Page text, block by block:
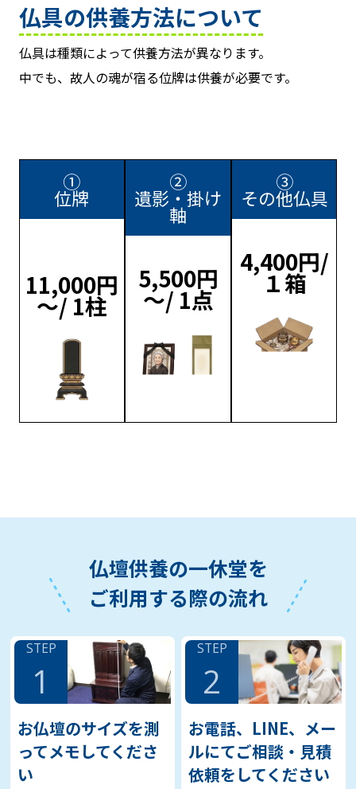
仏具の供養方法について
仏具は種類によって供養方法が異なります。
中でも、故人の魂が宿る位牌は供養が必要です。
①
位牌
11,000円
～/ 1柱
②
遺影・掛け
軸
5,500円
～/ 1点
③
その他仏具
4,400円/
１箱
仏壇供養の一休堂を
ご利用する際の流れ
STEP
1
お仏壇のサイズを測
ってメモしてくださ
い
STEP
2
お電話、LINE、メー
ルにてご相談・見積
依頼をしてください